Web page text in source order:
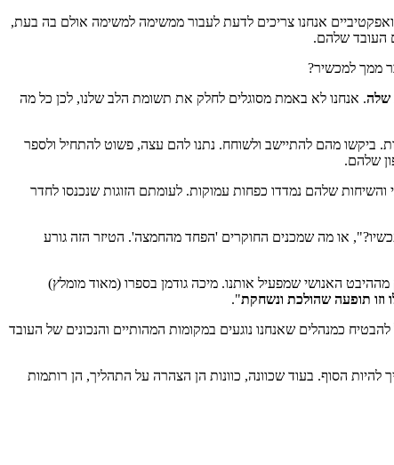
קטנה ונקודתית לסוגיות שונות ורבות, מציגה גריעה אפשרית שלהם מה- 100%. כדי להיות יעילים ואפקטיביים אנחנו צריכים לדעת לעבור ממשימה למשימה אולם בה בעת,
ממך למכשיר?
. אנחנו לא באמת מסוגלים לחלק את תשומת הלב שלנו, לכן כל מה
ביקשו מהם להתיישב ולשוחח. נתנו להם עצה, פשוט להתחיל ולספר
שלהם.
שלהם נמדדו כפחות עמוקות. לעומתם הזוגות שנכנסו לחדר
או מה שמכנים החוקרים 'הפחד מהחמצה'. הטיזר הזה גורע
האנושי שמפעיל אותנו. מיכה גודמן בספרו (מאוד מומלץ)
תופעה שהולכת ונשחקת".
כמנהלים שאנחנו נוגעים במקומות המהותיים והנכונים של העובד
הסוף. בעוד שכוונה, כוונות הן הצהרה על התהליך, הן רותמות